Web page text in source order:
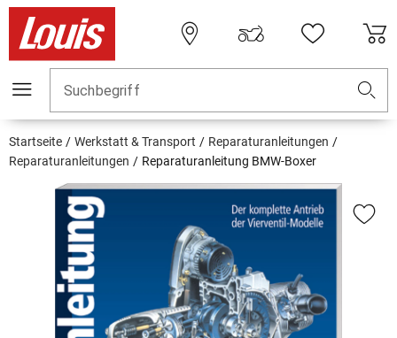
Suchbegriff
Startseite Werkstatt & Transport
Reparaturanleitungen
Reparaturanleitungen
Reparaturanleitung BMW-Boxer